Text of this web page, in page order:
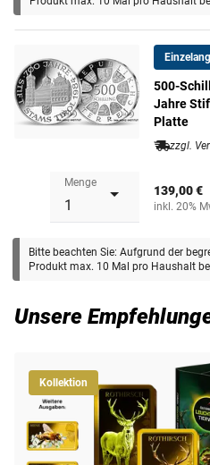
Gewicht
500-
Jahre
Platte
zzgl.
Menge
139,00 €
inkl. 20%
Bitte beachten Sie: Aufgrund der
Produkt max. 10 Mal pro Haushalt
Unsere
Kollektion